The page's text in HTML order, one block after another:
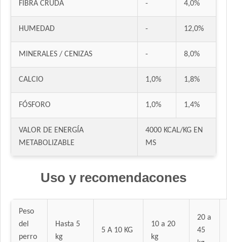
FIBRA CRUDA - 4,0%
HUMEDAD - 12,0%
MINERALES / CENIZAS - 8,0%
CALCIO 1,0% 1,8%
FÓSFORO 1,0% 1,4%
VALOR DE ENERGÍA
METABOLIZABLE
4000 KCAL/KG EN
MS
Uso y recomendacones
Peso
del
perro
Hasta 5
kg
5 A 10 KG
10 a 20
kg
20 a
45